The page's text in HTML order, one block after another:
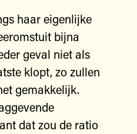
haar eigenlijke
bijna
geval niet als
klopt, zo zullen
gemakkelijk.
dat zou de ratio